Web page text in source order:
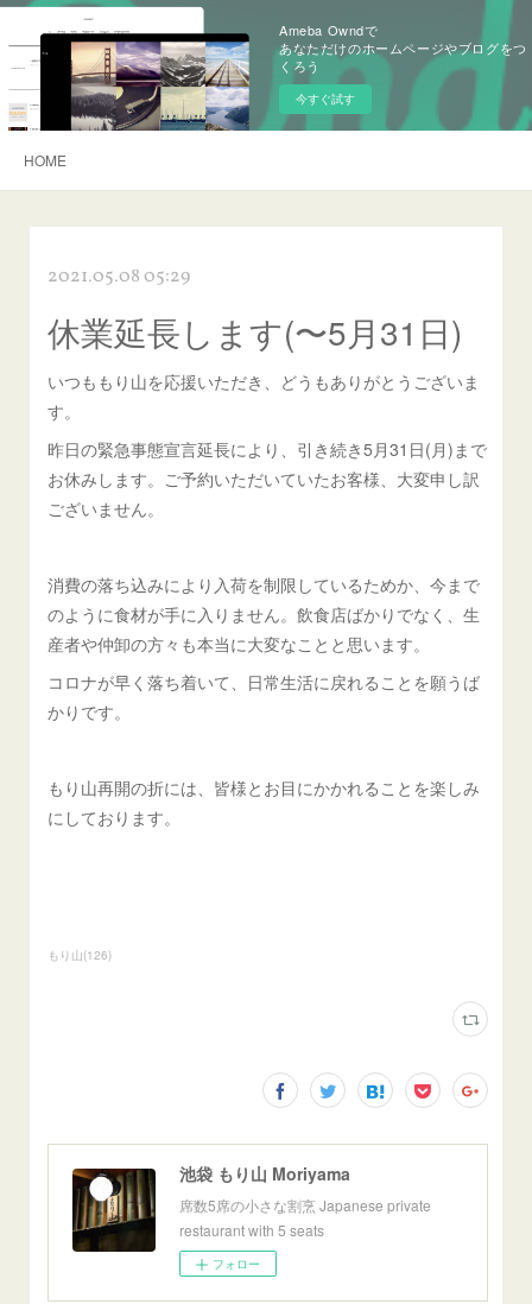
Ameba Owndで
あなただけのホームページやブログをつ
くろう
今すぐ試す
HOME
2021.05.08 05:29
休業延長します(〜5月31日)
いつももり山を応援いただき、どうもありがとうございま
す。
昨日の緊急事態宣言延長により、引き続き5月31日(月)まで
お休みします。ご予約いただいていたお客様、大変申し訳
ございません。
消費の落ち込みにより入荷を制限しているためか、今まで
のように食材が手に入りません。飲食店ばかりでなく、生
産者や仲卸の方々も本当に大変なことと思います。
コロナが早く落ち着いて、日常生活に戻れることを願うば
かりです。
もり山再開の折には、皆様とお目にかかれることを楽しみ
にしております。
もり山(126)
池袋 もり山 Moriyama
席数5席の小さな割烹 Japanese private
restaurant with 5 seats
フォロー